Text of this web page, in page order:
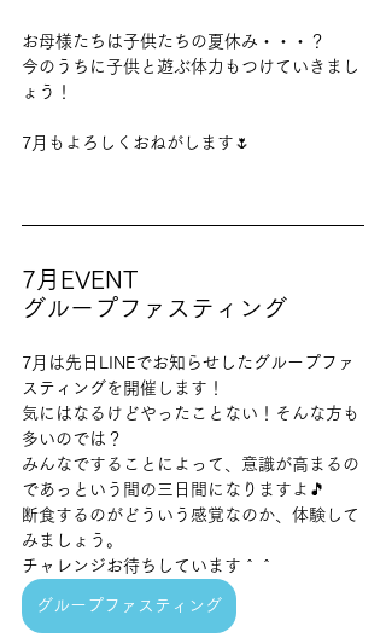
お母様たちは子供たちの夏休み・・・？
今のうちに子供と遊ぶ体力もつけていきまし
ょう！
7月もよろしくおねがします🌷
7月EVENT
グループファスティング
7月は先日LINEでお知らせしたグループファ
スティングを開催します！
気にはなるけどやったことない！そんな方も
多いのでは？
みんなですることによって、意識が高まるの
であっという間の三日間になりますよ🎵
断食するのがどういう感覚なのか、体験して
みましょう。
チャレンジお待ちしています＾＾
グループファスティング